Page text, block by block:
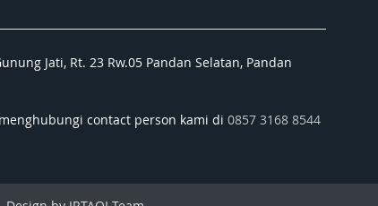
Jati, Rt. 23 Rw.05 Pandan Selatan, Pandan
contact person kami di 0857 3168 8544